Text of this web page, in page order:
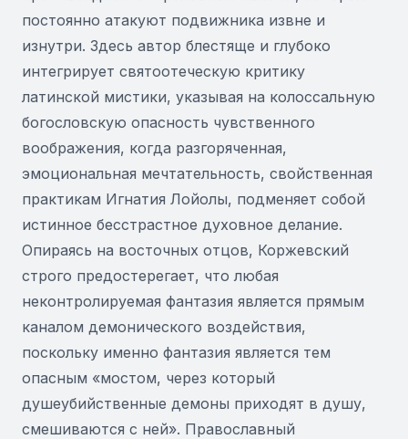
постоянно атакуют подвижника извне и
изнутри. Здесь автор блестяще и глубоко
интегрирует святоотеческую критику
латинской мистики, указывая на колоссальную
богословскую опасность чувственного
воображения, когда разгоряченная,
эмоциональная мечтательность, свойственная
практикам Игнатия Лойолы, подменяет собой
истинное бесстрастное духовное делание.
Опираясь на восточных отцов, Коржевский
строго предостерегает, что любая
неконтролируемая фантазия является прямым
каналом демонического воздействия,
поскольку именно фантазия является тем
опасным «мостом, через который
душеубийственные демоны приходят в душу,
смешиваются с ней». Православный